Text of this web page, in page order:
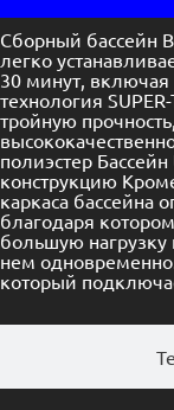
Сборный бассейн
легко
30 минут, включая
технология
тройную
полиэстер
конструкцию
каркаса бассейна
благодаря
большую нагрузку
нем
который